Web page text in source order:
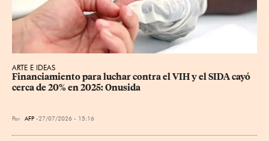
ARTE E IDEAS
Financiamiento para luchar contra el VIH y el SIDA cayó
cerca de 20% en 2025: Onusida
Por AFP 27/07/2026 - 15:16